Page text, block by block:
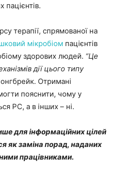
пацієнтів.
терапії, спрямованої на
мікробіом пацієнтів
здорових людей. “Це
дії цього типу
Отримані
пояснити, чому у
РС, а в інших – ні.
для інформаційних цілей
як заміна порад, наданих
працівниками.